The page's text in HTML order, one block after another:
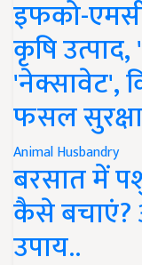
इफको-
कृषि
'नेक्सावेट',
फसल
Animal Husbandry
बरसात में
कैसे बचाएं?
उपाय..